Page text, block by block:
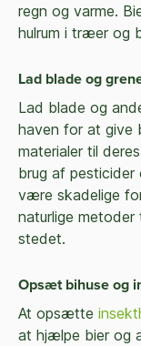
regn og varme.
hulrum i træer og
Lad blade og
Lad blade og
haven for at give
materialer til
brug af pesticider
være skadelige
naturlige
stedet.
Opsæt bihuse og
At opsætte
at hjælpe bier og